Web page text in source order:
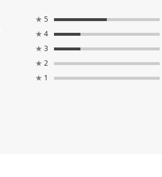
★ 5
★ 4
★ 3
★ 2
★ 1